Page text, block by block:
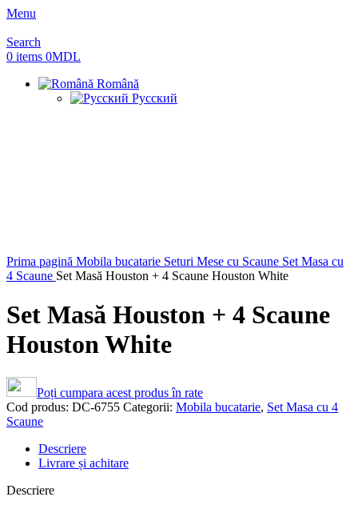
Menu
Search
0 items 0MDL
Română
Русский
Prima pagină Mobila bucatarie Seturi Mese cu Scaune Set Masa cu
4 Scaune Set Masă Houston + 4 Scaune Houston White
Set Masă Houston + 4 Scaune
Houston White
Poți cumpara acest produs în rate
Cod produs: DC-6755 Categorii: Mobila bucatarie, Set Masa cu 4
Scaune
Descriere
Livrare și achitare
Descriere